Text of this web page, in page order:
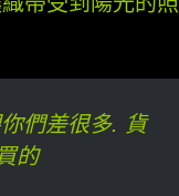
們差很多. 貨
的